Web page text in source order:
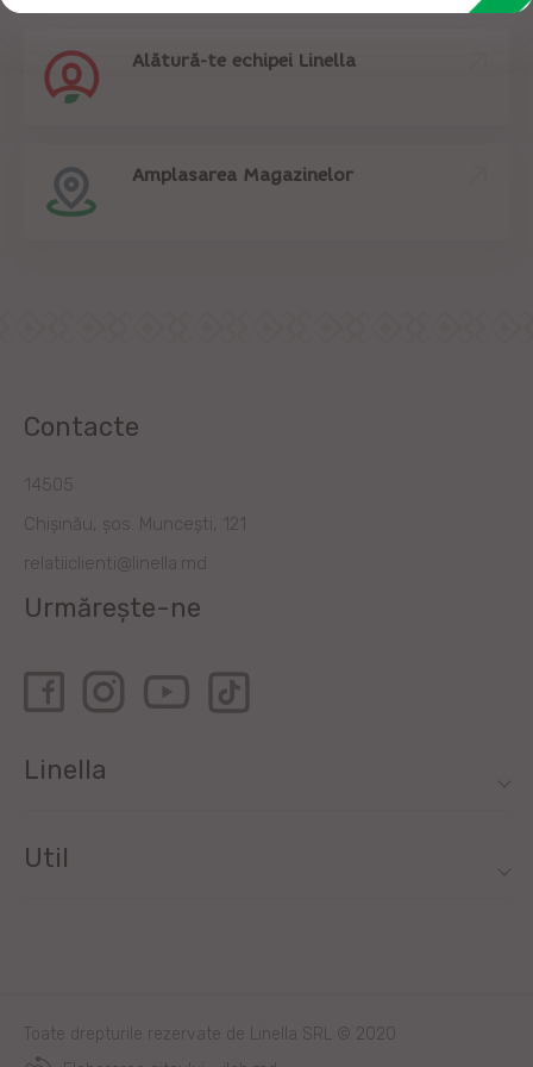
Alătură-te echipei Linella
Amplasarea Magazinelor
Contacte
14505
Chișinău, șos. Muncești, 121
relatiiclienti@linella.md
Urmărește-ne
Linella
Util
Toate drepturile rezervate de Linella SRL © 2020